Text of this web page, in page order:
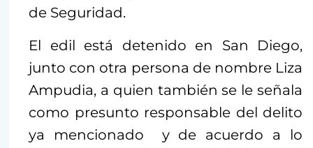
de Seguridad.
El edil está detenido en San Diego,
junto con otra persona de nombre Liza
Ampudia, a quien también se le señala
como presunto responsable del delito
ya mencionado y de acuerdo a lo